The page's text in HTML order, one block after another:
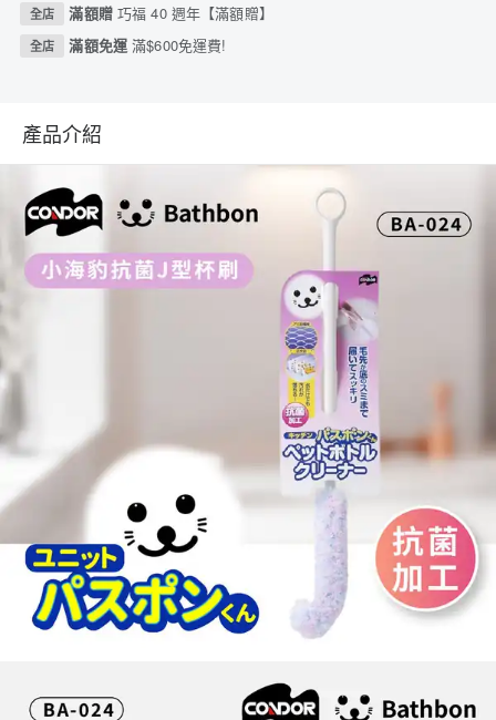
全店 滿額贈 巧福 40 週年【滿額贈】
全店 滿額免運滿$600免運費!
產品介紹